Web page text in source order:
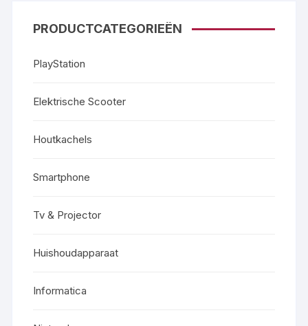
PRODUCTCATEGORIEËN
PlayStation
Elektrische Scooter
Houtkachels
Smartphone
Tv & Projector
Huishoudapparaat
Informatica